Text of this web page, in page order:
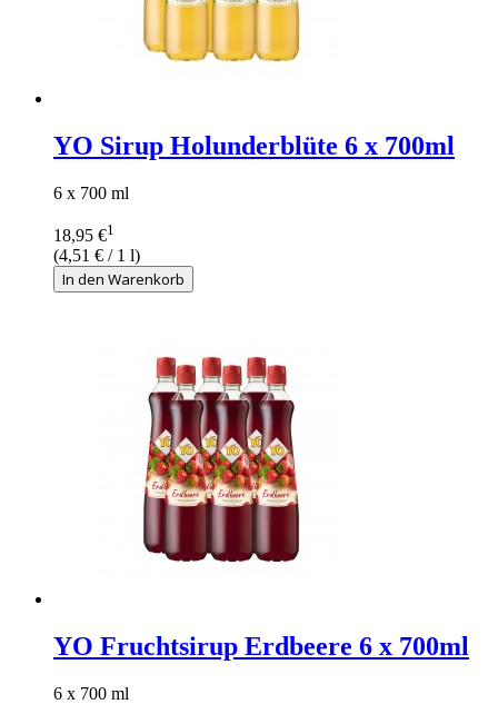
YO Sirup Holunderblüte 6 x 700ml
6 x 700 ml
18,95 €1
(4,51 € / 1 l)
In den Warenkorb
YO Fruchtsirup Erdbeere 6 x 700ml
6 x 700 ml